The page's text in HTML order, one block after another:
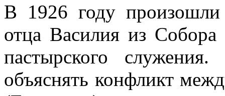
В 1926 году
отца Василия из
пастырского
объяснять конфликт